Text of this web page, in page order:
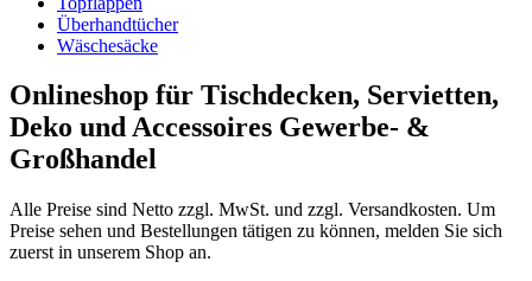
Überhandtücher
Wäschesäcke
Onlineshop für Tischdecken, Servietten,
Deko und Accessoires Gewerbe- &
Großhandel
Alle Preise sind Netto zzgl. MwSt. und zzgl. Versandkosten. Um
Preise sehen und Bestellungen tätigen zu können, melden Sie sich
zuerst in unserem Shop an.